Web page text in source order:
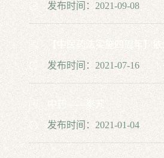
发布时间：2021-09-08
【中医药法实施四周年】
发布时间：2021-07-16
中药——秦艽
发布时间：2021-01-04